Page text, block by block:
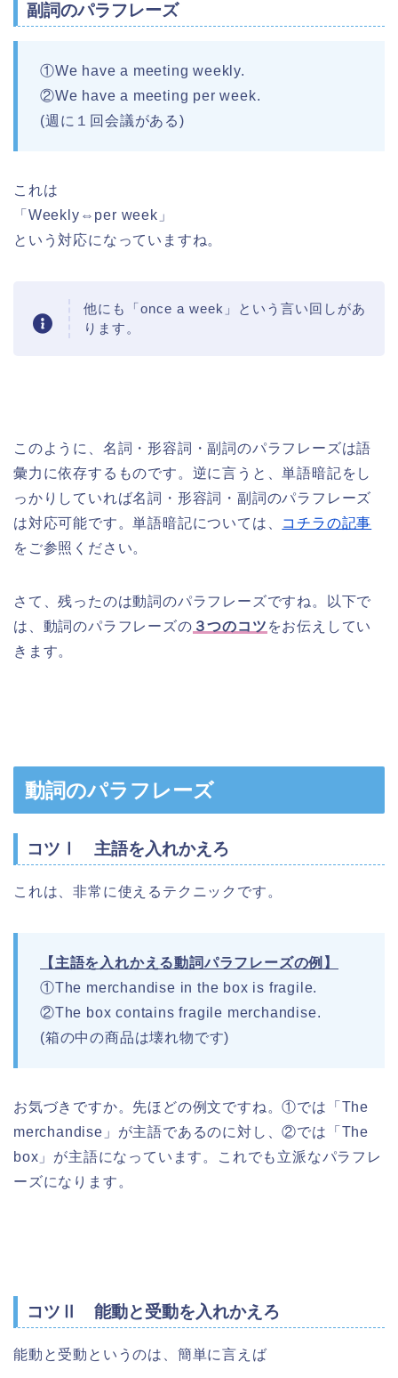
副詞のパラフレーズ
①We have a meeting weekly.
②We have a meeting per week.
(週に１回会議がある)
これは
「Weekly⇔per week」
という対応になっていますね。
他にも「once a week」という言い回しがあ
ります。
このように、名詞・形容詞・副詞のパラフレーズは語
彙力に依存するものです。逆に言うと、単語暗記をし
っかりしていれば名詞・形容詞・副詞のパラフレーズ
は対応可能です。単語暗記については、 コチラの記事
をご参照ください。
さて、残ったのは動詞のパラフレーズですね。以下で
は、動詞のパラフレーズの ３つのコツ をお伝えしてい
きます。
動詞のパラフレーズ
コツⅠ 主語を入れかえろ
これは、非常に使えるテクニックです。
【主語を入れかえる動詞パラフレーズの例】
①The merchandise in the box is fragile.
②The box contains fragile merchandise.
(箱の中の商品は壊れ物です)
お気づきですか。先ほどの例文ですね。①では「The
merchandise」が主語であるのに対し、②では「The
box」が主語になっています。これでも立派なパラフレ
ーズになります。
コツⅡ 能動と受動を入れかえろ
能動と受動というのは、簡単に言えば